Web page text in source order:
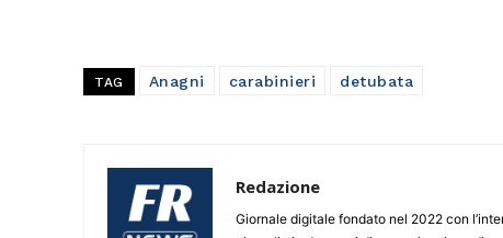
TAG Anagni carabinieri detubata
Redazione
Giornale digitale fondato nel 2022 con